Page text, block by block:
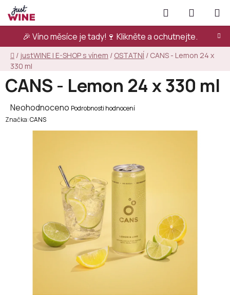
Přejít
na
obsah
🎉 Víno měsíce je tady!🍷 Klikněte a ochutnejte.
Hledat
KOŠÍK
Domů
/ justWINE | E-SHOP s vínem / OSTATNÍ / CANS - Lemon 24 x
330 ml
CANS - Lemon 24 x 330 ml
Průměrné
hodnocení
produktu
Neohodnoceno Podrobnosti hodnocení
Značka:CANS